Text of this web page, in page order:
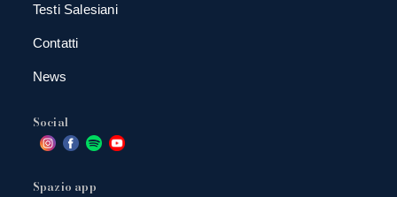
Testi Salesiani
Contatti
News
Social
Spazio app